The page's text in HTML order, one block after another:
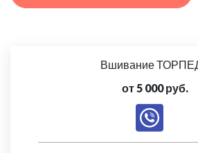
Вшивание
от 5 000 руб.